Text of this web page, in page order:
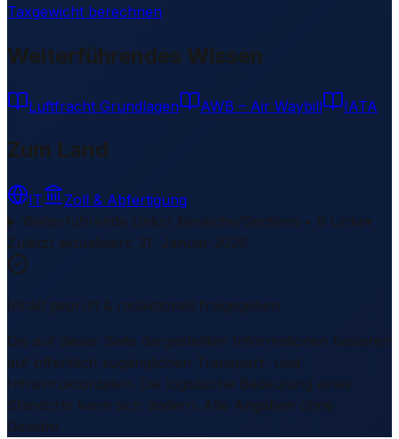
Taxgewicht berechnen
Weiterführendes Wissen
Luftfracht Grundlagen AWB – Air Waybill IATA
Zum Land
IT
Zoll & Abfertigung
Weiterführende Links1 Bereiche/Sections • 8 Links▾
Zuletzt aktualisiert: 31. Januar 2026
Inhalt geprüft & redaktionell freigegeben
Die auf dieser Seite dargestellten Informationen basieren
auf öffentlich zugänglichen Transport- und
Infrastrukturdaten. Die logistische Bedeutung eines
Standorts kann sich ändern. Alle Angaben ohne
Gewähr.